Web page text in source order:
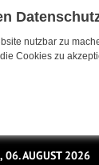
nutzbar zu
Cookies zu
06. AUGUST 2026